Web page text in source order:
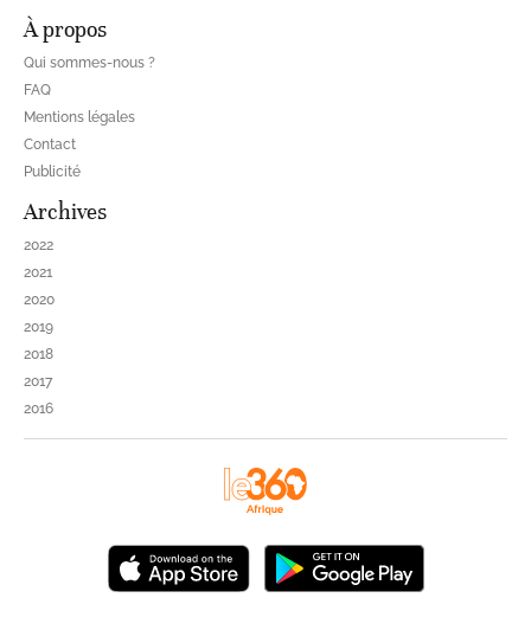
À propos
Qui sommes-nous ?
FAQ
Mentions légales
Contact
Publicité
Archives
2022
2021
2020
2019
2018
2017
2016